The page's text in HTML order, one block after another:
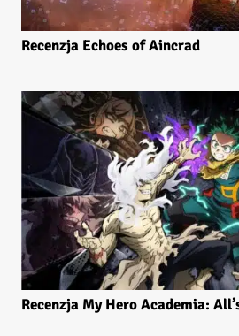
Recenzja Echoes of Aincrad
Recenzja My Hero Academia: